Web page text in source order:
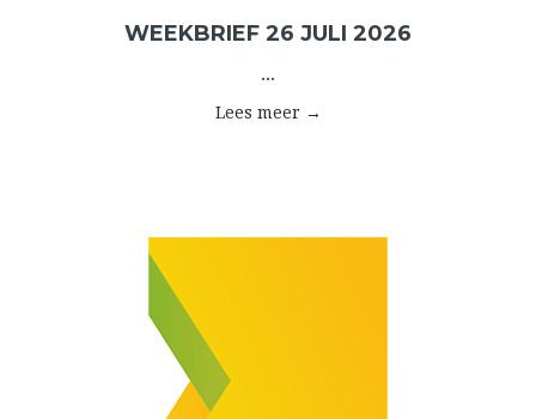
WEEKBRIEF 26 JULI 2026
...
Lees meer →